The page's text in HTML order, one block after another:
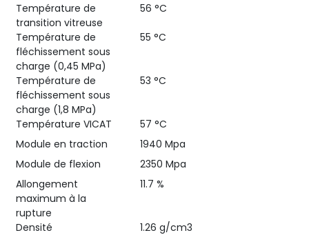
Température de
transition vitreuse
56 °C
Température de
fléchissement sous
charge (0,45 MPa)
55 °C
Température de
fléchissement sous
charge (1,8 MPa)
53 °C
Température VICAT
57 °C
Module en traction
1940 Mpa
Module de flexion
2350 Mpa
Allongement
maximum à la
rupture
11.7 %
Densité 1.26 g/cm3